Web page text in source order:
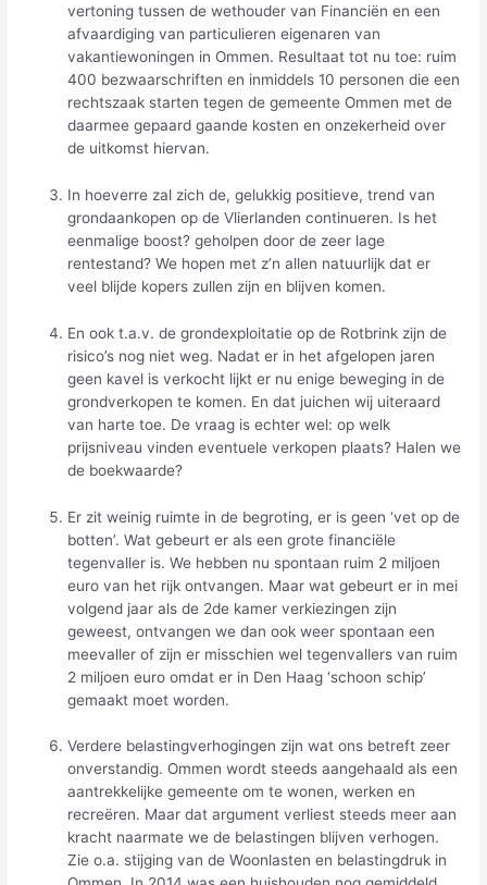
vertoning tussen de wethouder van Financiën en een
afvaardiging van particulieren eigenaren van
vakantiewoningen in Ommen. Resultaat tot nu toe: ruim
400 bezwaarschriften en inmiddels 10 personen die een
rechtszaak starten tegen de gemeente Ommen met de
daarmee gepaard gaande kosten en onzekerheid over
de uitkomst hiervan.
In hoeverre zal zich de, gelukkig positieve, trend van
grondaankopen op de Vlierlanden continueren. Is het
eenmalige boost? geholpen door de zeer lage
rentestand? We hopen met z’n allen natuurlijk dat er
veel blijde kopers zullen zijn en blijven komen.
En ook t.a.v. de grondexploitatie op de Rotbrink zijn de
risico’s nog niet weg. Nadat er in het afgelopen jaren
geen kavel is verkocht lijkt er nu enige beweging in de
grondverkopen te komen. En dat juichen wij uiteraard
van harte toe. De vraag is echter wel: op welk
prijsniveau vinden eventuele verkopen plaats? Halen we
de boekwaarde?
Er zit weinig ruimte in de begroting, er is geen ‘vet op de
botten’. Wat gebeurt er als een grote financiële
tegenvaller is. We hebben nu spontaan ruim 2 miljoen
euro van het rijk ontvangen. Maar wat gebeurt er in mei
volgend jaar als de 2de kamer verkiezingen zijn
geweest, ontvangen we dan ook weer spontaan een
meevaller of zijn er misschien wel tegenvallers van ruim
2 miljoen euro omdat er in Den Haag ‘schoon schip’
gemaakt moet worden.
Verdere belastingverhogingen zijn wat ons betreft zeer
onverstandig. Ommen wordt steeds aangehaald als een
aantrekkelijke gemeente om te wonen, werken en
recreëren. Maar dat argument verliest steeds meer aan
kracht naarmate we de belastingen blijven verhogen.
Zie o.a. stijging van de Woonlasten en belastingdruk in